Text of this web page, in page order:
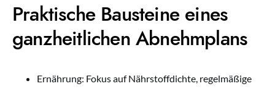
Praktische Bausteine eines
ganzheitlichen Abnehmplans
Ernährung: Fokus auf Nährstoffdichte, regelmäßige